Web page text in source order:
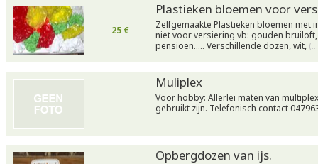
25 €
Plastieken bloemen voor
Zelfgemaakte Plastieken bloemen met
niet voor versiering vb: gouden
pensioen….. Verschillende dozen, wit,
Muliplex
Voor hobby: Allerlei maten van
gebruikt zijn. Telefonisch contact
Opbergdozen van ijs.